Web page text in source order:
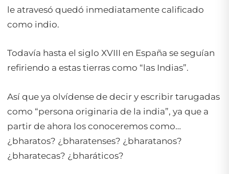
le atravesó quedó inmediatamente calificado
como indio.
Todavía hasta el siglo XVIII en España se seguían
refiriendo a estas tierras como “las Indias”.
Así que ya olvídense de decir y escribir tarugadas
como “persona originaria de la india”, ya que a
partir de ahora los conoceremos como…
¿bharatos? ¿bharatenses? ¿bharatanos?
¿bharatecas? ¿bharáticos?